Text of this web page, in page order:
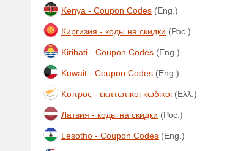
Kenya - Coupon Codes (Eng.)
Киргизия - коды на скидки (Рос.)
Kiribati - Coupon Codes (Eng.)
Kuwait - Coupon Codes (Eng.)
Κύπρος - εκπτωτικοί κωδικοί (Ελλ.)
Латвия - коды на скидки (Рос.)
Lesotho - Coupon Codes (Eng.)